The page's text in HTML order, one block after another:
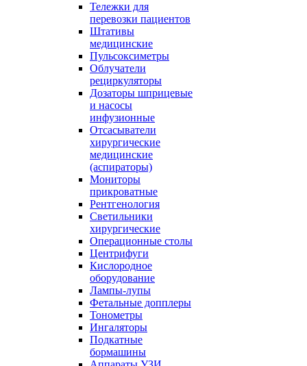
Тележки для
перевозки пациентов
Штативы
медицинские
Пульсоксиметры
Облучатели
рециркуляторы
Дозаторы шприцевые
и насосы
инфузионные
Отсасыватели
хирургические
медицинские
(аспираторы)
Мониторы
прикроватные
Рентгенология
Светильники
хирургические
Операционные столы
Центрифуги
Кислородное
оборудование
Лампы-лупы
Фетальные допплеры
Тонометры
Ингаляторы
Подкатные
бормашины